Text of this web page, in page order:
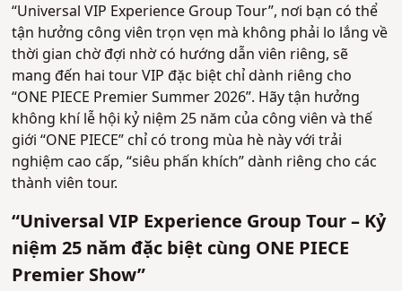
“Universal VIP Experience Group Tour”, nơi bạn có thể
tận hưởng công viên trọn vẹn mà không phải lo lắng về
thời gian chờ đợi nhờ có hướng dẫn viên riêng, sẽ
mang đến hai tour VIP đặc biệt chỉ dành riêng cho
“ONE PIECE Premier Summer 2026”. Hãy tận hưởng
không khí lễ hội kỷ niệm 25 năm của công viên và thế
giới “ONE PIECE” chỉ có trong mùa hè này với trải
nghiệm cao cấp, “siêu phấn khích” dành riêng cho các
thành viên tour.
“Universal VIP Experience Group Tour – Kỷ
niệm 25 năm đặc biệt cùng ONE PIECE
Premier Show”